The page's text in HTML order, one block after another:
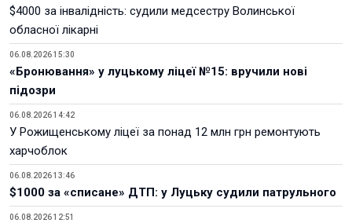
$4000 за інвалідність: судили медсестру Волинської
обласної лікарні
06.08.2026 15:30
«Бронювання» у луцькому ліцеї №15: вручили нові
підозри
06.08.2026 14:42
У Рожищенському ліцеї за понад 12 млн грн ремонтують
харчоблок
06.08.2026 13:46
$1000 за «списане» ДТП: у Луцьку судили патрульного
06.08.2026 12:51